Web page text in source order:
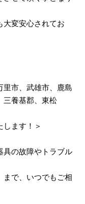
大変安心されてお
里市、武雄市、鹿島
三養基郡、東松
します！＞
具の故障やトラブル
まで、いつでもご相